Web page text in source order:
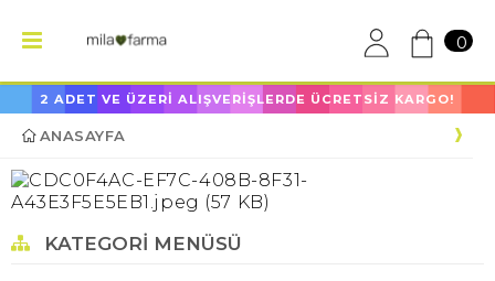
0
2 ADET VE ÜZERİ ALIŞVERİŞLERDE ÜCRETSİZ KARGO!
ANASAYFA
KATEGORI MENÜSÜ